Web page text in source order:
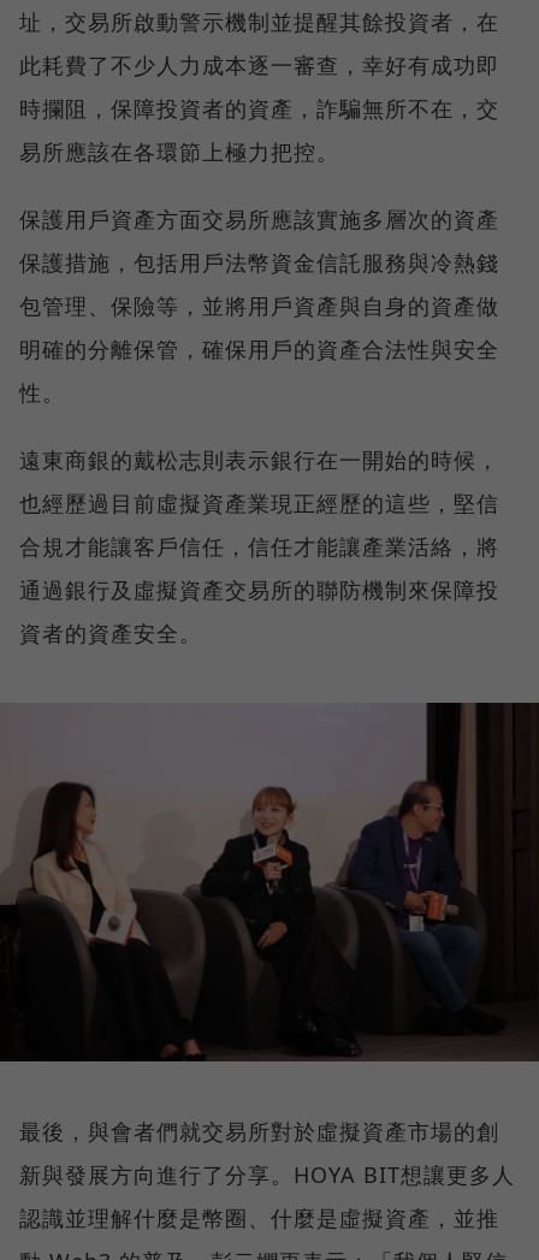
址，交易所啟動警示機制並提醒其餘投資者，在
此耗費了不少人力成本逐一審查，幸好有成功即
時攔阻，保障投資者的資產，詐騙無所不在，交
易所應該在各環節上極力把控。
保護用戶資產方面交易所應該實施多層次的資產
保護措施，包括用戶法幣資金信託服務與冷熱錢
包管理、保險等，並將用戶資產與自身的資產做
明確的分離保管，確保用戶的資產合法性與安全
性。
遠東商銀的戴松志則表示銀行在一開始的時候，
也經歷過目前虛擬資產業現正經歷的這些，堅信
合規才能讓客戶信任，信任才能讓產業活絡，將
通過銀行及虛擬資產交易所的聯防機制來保障投
資者的資產安全。
最後，與會者們就交易所對於虛擬資產市場的創
新與發展方向進行了分享。HOYA BIT想讓更多人
認識並理解什麼是幣圈、什麼是虛擬資產，並推